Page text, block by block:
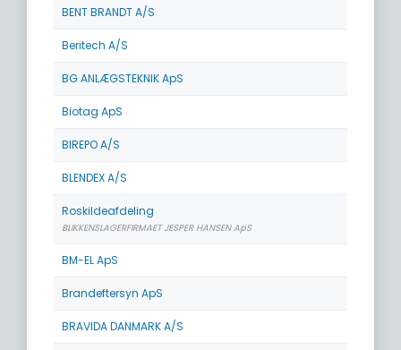
BENT BRANDT A/S
Beritech A/S
BG ANLÆGSTEKNIK ApS
Biotag ApS
BIREPO A/S
BLENDEX A/S
Roskildeafdeling
BLIKKENSLAGERFIRMAET JESPER HANSEN ApS
BM-EL ApS
Brandeftersyn ApS
BRAVIDA DANMARK A/S